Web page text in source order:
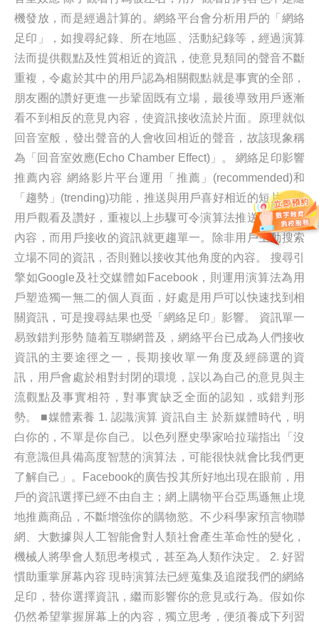
機發放，而是經過計算的。網絡平台會分析用戶的「網絡
足印」，如搜尋紀錄、所在地區、活動紀錄等，經過演算
法而提供觀點及性質相近的資訊，使意見類同的聲音不斷
重複，令處於其中的用戶認為相關觀點就是事實的全部，
朋友圈的讚好更進一步鞏固既有立場，最後導致用戶逐漸
看不到相反的意見內容，使資訊接收流於片面。原理就似
回音室般，發出聲音的人會收回相近的聲音，故該現象稱
為「回音室效應(Echo Chamber Effect)」。 網絡足印影響
推薦內容 網絡影片平台運用「推薦」(recommended)和
「趨勢」(trending)功能，推送與用戶喜好相近的短片，讓
用戶觀看及讚好，重複以上步驟可令演算法推送更準確的
內容，而用戶接收的資訊就更趨單一。除非用戶主動搜索
立場不同的資訊，否則難以接收其他角度的內容。 搜尋引
擎如Google及社交媒體如Facebook，則運用演算法為用
戶塑造獨一無二的個人頁面，好處是用戶可以快速找到相
關資訊，可是搜尋結果也受「網絡足印」影響。 資訊單一
易致錯判形勢 隨着互聯網普及，網絡平台已成為人們接收
資訊的主要途徑之一，長期接收單一角度及經篩選的資
訊，用戶會處於相對封閉的環境，誤以為自己的意見與主
流觀點及事實相符，對事實缺乏全面的認知，或錯判形
勢。 ■媒體素養 1. 認識演算 資訊自主 於新媒體時代，明
白你的，不單是你自己。以色列歷史學家哈拉瑞指出「沒
有意識但具備高度智慧的演算法，可能很快就會比我們更
了解自己」。Facebook的廣告投其所好地出現在眼前，用
戶的資訊選擇已經不由自主；網上購物平台亞馬遜無止境
地推薦商品，不斷增強你的購物慾。不少科學家預言物聯
網、大數據與人工智能會對人類社會產生革命性的變化，
機械人將學會人類思考模式，甚至為人類作決定。 2. 好習
慣助重掌屏幕內容 現時演算法已經蒐集及追蹤我們的網絡
足印，替你選擇資訊，繼而影響你的意見或行為。假如你
仍然希望掌握屏幕上的內容，獨立思考，便須養成下列習